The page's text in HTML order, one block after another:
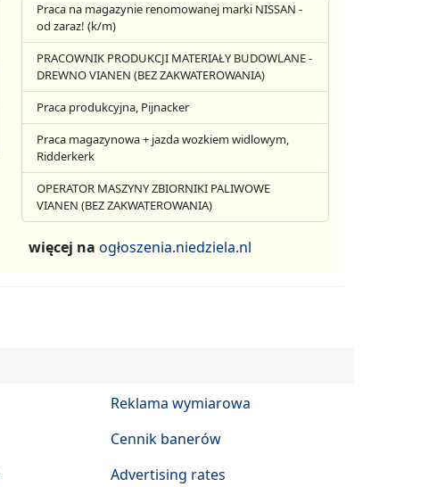
Praca na magazynie renomowanej marki NISSAN -
od zaraz! (k/m)
PRACOWNIK PRODUKCJI MATERIAŁY BUDOWLANE -
DREWNO VIANEN (BEZ ZAKWATEROWANIA)
Praca produkcyjna, Pijnacker
Praca magazynowa + jazda wozkiem widlowym,
Ridderkerk
OPERATOR MASZYNY ZBIORNIKI PALIWOWE
VIANEN (BEZ ZAKWATEROWANIA)
więcej na ogłoszenia.niedziela.nl
Reklama wymiarowa
Cennik banerów
Advertising rates